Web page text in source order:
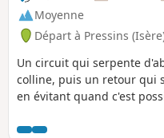
Moyenne
Départ à Pressins
Un circuit qui serpente
colline, puis un retour qui
en évitant quand c'est